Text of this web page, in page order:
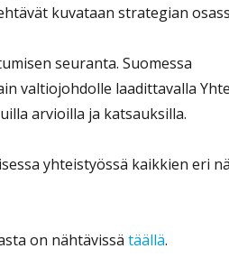
kuvataan strategian
seuranta. Suomessa
valtiojohdolle laadittavalla
arvioilla ja katsauksilla.
yhteistyössä kaikkien eri
on nähtävissätäällä.